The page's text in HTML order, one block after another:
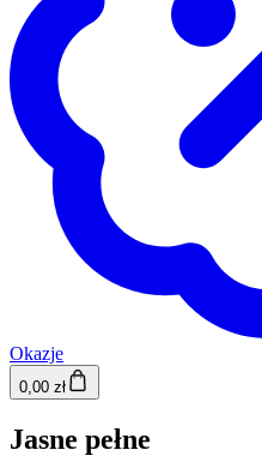
Okazje
0,00 zł
Jasne pełne